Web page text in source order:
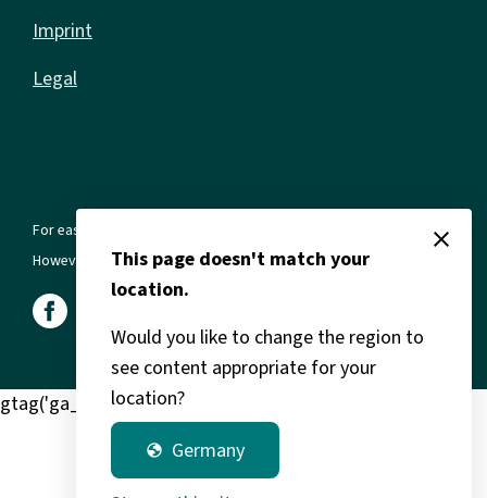
Imprint
Legal
For ease of reading, we use the masculine form in all texts.
However, this always refers to all genders and gender identities.
gtag('ga_clarity') window.clarity('consent');
close
This page doesn't match your
location.
Would you like to change the region to
see content appropriate for your
location?
globe Germany